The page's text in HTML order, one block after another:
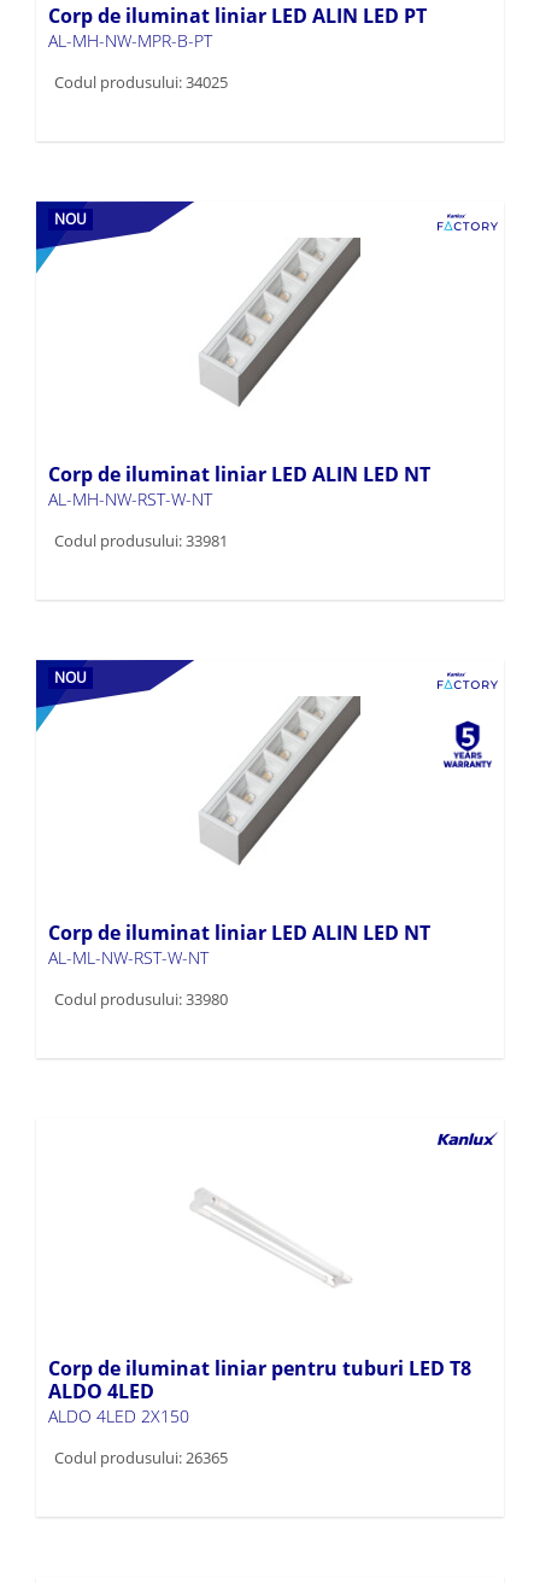
Corp de iluminat liniar LED ALIN LED PT
AL-MH-NW-MPR-B-PT
Codul produsului: 34025
NOU
Corp de iluminat liniar LED ALIN LED NT
AL-MH-NW-RST-W-NT
Codul produsului: 33981
NOU
Corp de iluminat liniar LED ALIN LED NT
AL-ML-NW-RST-W-NT
Codul produsului: 33980
Corp de iluminat liniar pentru tuburi LED T8
ALDO 4LED
ALDO 4LED 2X150
Codul produsului: 26365